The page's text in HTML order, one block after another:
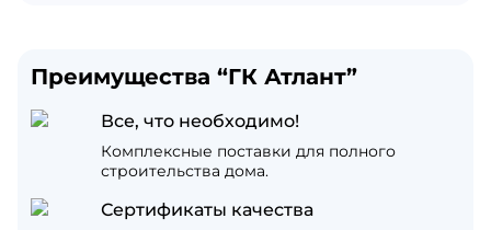
Преимущества “ГК Атлант”
Все, что необходимо!
Комплексные поставки для полного
строительства дома.
Сертификаты качества